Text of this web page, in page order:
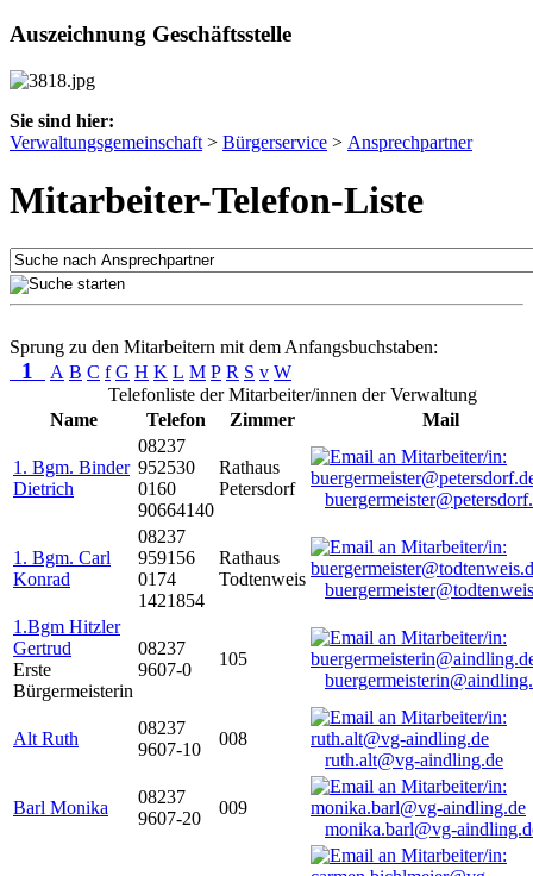
Auszeichnung Geschäftsstelle
Sie sind hier:
Verwaltungsgemeinschaft > Bürgerservice > Ansprechpartner
Mitarbeiter-Telefon-Liste
Sprung zu den Mitarbeitern mit dem Anfangsbuchstaben:
1 A B C f G H K L M P R S v W
Telefonliste der Mitarbeiter/innen der Verwaltung
Name
Telefon Zimmer Mail
1. Bgm. Binder
Dietrich
08237
952530
0160
90664140
Rathaus
Petersdorf
1. Bgm. Carl
Konrad
08237
959156
0174
1421854
Rathaus
Todtenweis
1.Bgm Hitzler
Gertrud
Erste
Bürgermeisterin
08237
9607-0
105
Alt Ruth
08237
9607-10
008
ruth.alt@vg-aindling.de
Barl Monika
08237
9607-20
009
monika.barl@vg-